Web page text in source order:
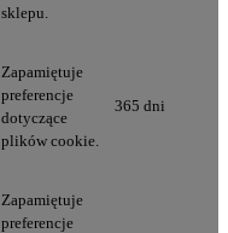
sklepu.
Zapamiętuje
preferencje
dotyczące
plików cookie.
365 dni
Zapamiętuje
preferencje